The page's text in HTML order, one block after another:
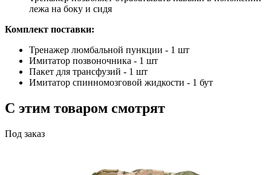
лежа на боку и сидя
Комплект поставки:
Тренажер люмбальной пункции - 1 шт
Имитатор позвоночника - 1 шт
Пакет для трансфузий - 1 шт
Имитатор спинномозговой жидкости - 1 бут
С этим товаром смотрят
Под заказ